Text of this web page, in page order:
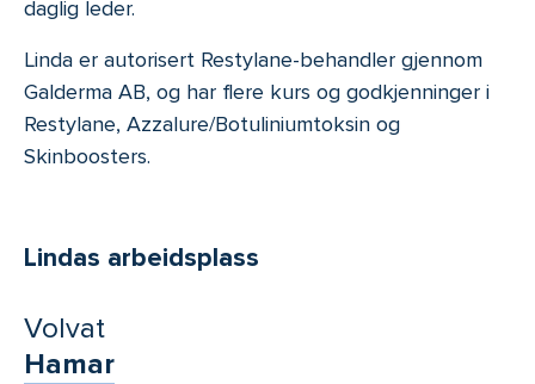
daglig leder.
Linda er autorisert Restylane-behandler gjennom
Galderma AB, og har flere kurs og godkjenninger i
Restylane, Azzalure/Botuliniumtoksin og
Skinboosters.
Lindas arbeidsplass
Volvat
Hamar